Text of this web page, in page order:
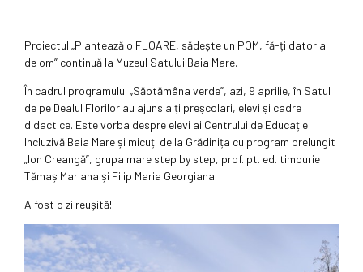
Proiectul „Plantează o FLOARE, sădește un POM, fă-ți datoria
de om” continuă la Muzeul Satului Baia Mare.
În cadrul programului „Săptămâna verde”, azi, 9 aprilie, în Satul
de pe Dealul Florilor au ajuns alți preșcolari, elevi și cadre
didactice. Este vorba despre elevi ai Centrului de Educație
Incluzivă Baia Mare și micuți de la Grădinița cu program prelungit
„Ion Creangă”, grupa mare step by step, prof. pt. ed. timpurie:
Tămaș Mariana și Filip Maria Georgiana.
A fost o zi reușită!